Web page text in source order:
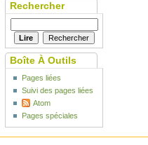
Rechercher
Boîte À Outils
Pages liées
Suivi des pages liées
Atom
Pages spéciales